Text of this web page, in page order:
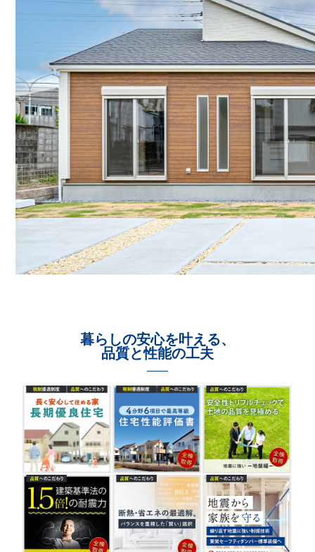
暮らしの安心を叶える、
品質と性能の工夫